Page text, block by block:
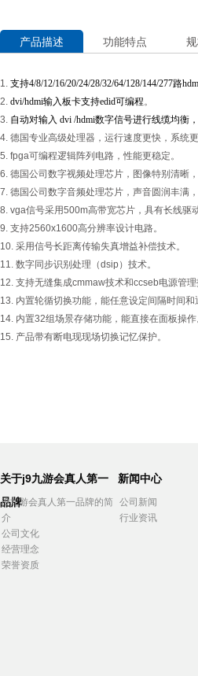
产品描述 功能特点
1. 支持4/8/12/16/20/24/28/32/64/128/144/277路
2. dvi/hdmi输入板卡支持edid可编程。
3. 自动对输入 dvi /hdmi数字信号进行线缆均衡
4. 德国专业高级处理器，运行速度更快，系统更
5. fpga可编程逻辑阵列电路，性能更稳定。
6. 德国公司数字视频处理芯片，图像特别清晰
7. 德国公司数字音频处理芯片，声音圆润丰满
8. vga信号采用500m高带宽芯片，具有长线驱
9. 支持2560x1600高分辨率设计电路。
10. 采用信号长距离传输失真增益补偿技术。
11. 数字同步识别处理（dsip）技术。
12. 支持无缝集成cmmaw技术和ccseb电源管理
13. 内置轮循切换功能，能任意设定间隔时间和
14. 内置32组场景存储功能，能直接在面板操作
15. 产品带有断电现现场切换记忆保护。
关于j9九游会真人第一
品牌
j9九游会真人第一品牌的简
介
公司文化
经营理念
荣誉资质
新闻中心
公司新闻
行业资讯